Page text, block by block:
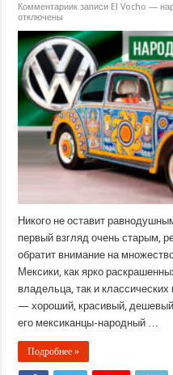
Комментариик записи El Vocho —
отключены
Никого не оставит
первый взгляд очень старым,
обратит внимание на
Мексики, как ярко
владельца, так и
— хороший, красивый,
его мексиканцы-народный …
Подробнее »